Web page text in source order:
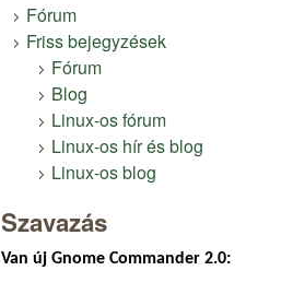
Fórum
Friss bejegyzések
Fórum
Blog
Linux-os fórum
Linux-os hír és blog
Linux-os blog
Szavazás
Van új Gnome Commander 2.0: